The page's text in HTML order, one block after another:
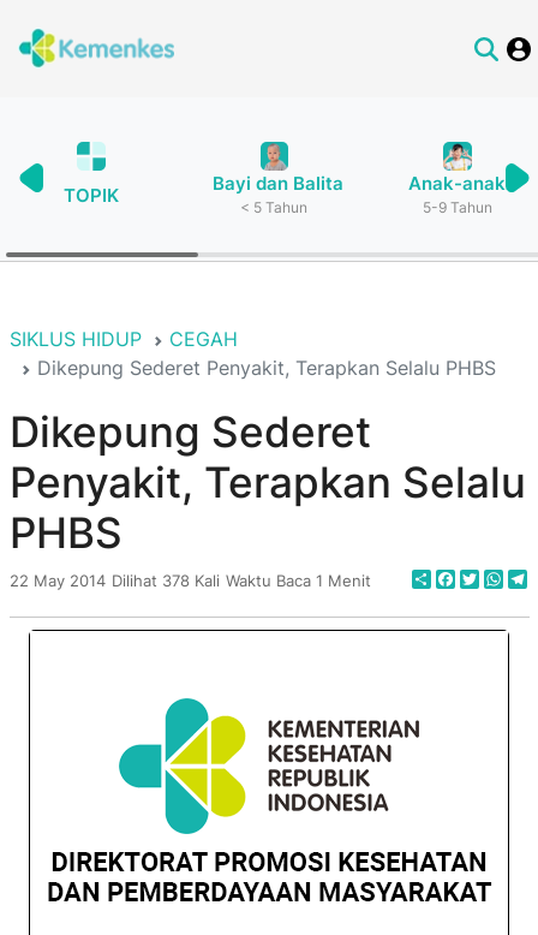
TOPIK
Bayi dan Balita
< 5 Tahun
Anak-anak
5-9 Tahun
SIKLUS HIDUP
CEGAH
Dikepung Sederet Penyakit, Terapkan Selalu PHBS
Dikepung Sederet
Penyakit, Terapkan Selalu
PHBS
22 May 2014 Dilihat 378 Kali Waktu Baca 1 Menit Share